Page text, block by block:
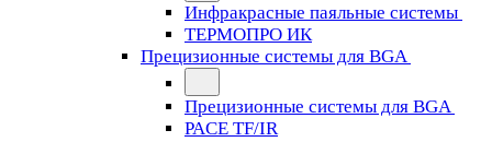
Инфракрасные паяльные системы
ТЕРМОПРО ИК
Прецизионные системы для BGA
Прецизионные системы для BGA
PACE TF/IR